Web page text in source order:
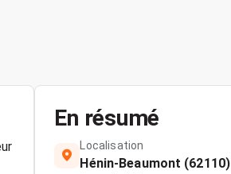
En résumé
Localisation
Hénin-Beaumont (62110)